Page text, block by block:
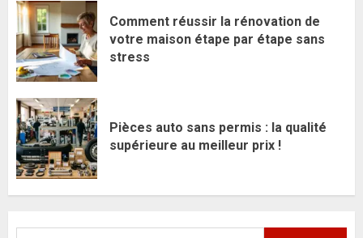
Comment réussir la rénovation de
votre maison étape par étape sans
stress
Pièces auto sans permis : la qualité
supérieure au meilleur prix !